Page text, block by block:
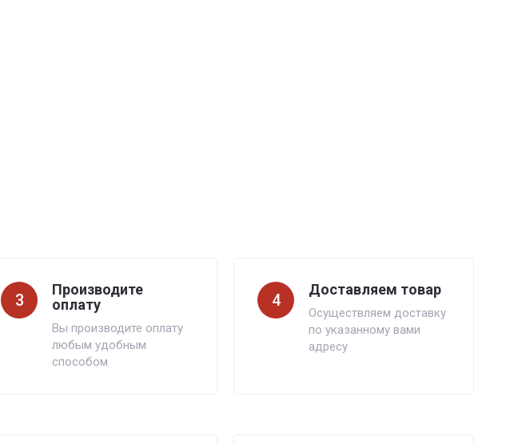
3
Производите
оплату
Вы производите оплату
любым удобным
способом
4
Доставляем товар
Осуществляем доставку
по указанному вами
адресу